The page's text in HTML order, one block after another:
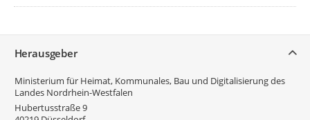
Herausgeber
Ministerium für Heimat, Kommunales, Bau und Digitalisierung des
Landes Nordrhein-Westfalen
Hubertusstraße 9